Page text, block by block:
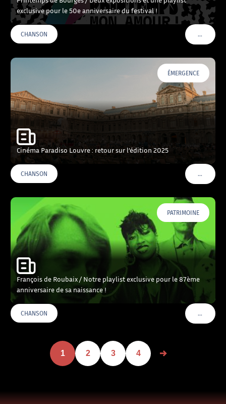
exclusive pour le 50e anniversaire du festival !
CHANSON …VOIR
ÉMERGENCE
Cinéma Paradiso Louvre : retour sur l’édition 2025
CHANSON …VOIR
PATRIMOINE
François de Roubaix / Notre playlist exclusive pour le 87ème
anniversaire de sa naissance !
CHANSON …VOIR
1 2 3 4